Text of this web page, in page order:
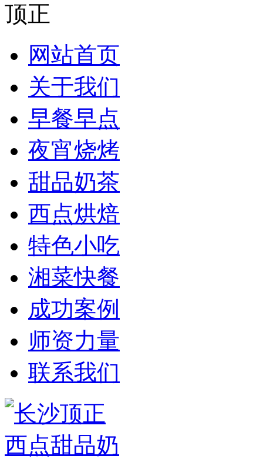
网站首页
关于我们
早餐早点
夜宵烧烤
甜品奶茶
西点烘焙
特色小吃
湘菜快餐
成功案例
师资力量
联系我们